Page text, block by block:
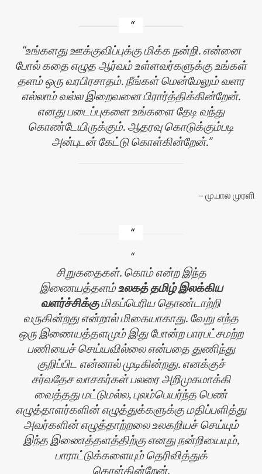
உங்களது ஊக்குவிப்புக்கு மிக்க நன்றி. என்னை
போல் கதை எழுத ஆர்வம் உள்ளவர்களுக்கு உங்கள்
தளம் ஒரு வரபிரசாதம். நீங்கள் மென்மேலும் வளர
எல்லாம் வல்ல இறைவனை பிரார்த்திக்கின்றேன்.
எனது படைப்புகளை உங்களை தேடி வந்து
கொண்டேயிருக்கும். ஆதரவு கொடுக்கும்படி
அன்புடன் கேட்டு கொள்கின்றேன்.
மு.பால முரளி
சிறுகதைகள். கொம் என்ற இந்த
இணையத்தளம்உலகத் தமிழ் இலக்கிய
வளர்ச்சிக்குமிகப்பெரிய தொண்டாற்றி
வருகின்றது என்றால் மிகையாகாது. வேறு எந்த
ஒரு இணையத்தளமும் இது போன்ற பாரபட்சமற்ற
பணியைச் செய்யவில்லை என்பதை துணிந்து
குறிப்பிட என்னால் முடிகின்றது. எனக்குச்
சர்வதேச வாசகர்கள் பலரை அறிமுகமாக்கி
வைத்தது மட்டுமல்ல, புலம்பெயர்ந்த பெண்
எழுத்தாளர்களின் எழுத்துக்களுக்கு மதிப்பளித்து
அவர்களின் எழுத்தாற்றலை உலகறியச் செய்யும்
இந்த இணைத்தளத்திற்கு எனது நன்றியையும்,
பாராட்டுக்களையும் தெரிவித்துக்
கொள்கின்றேன்.